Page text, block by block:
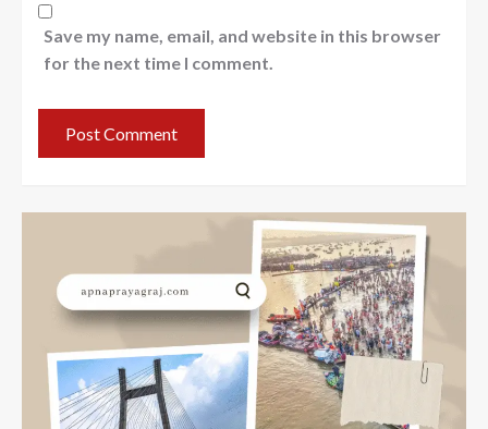
Save my name, email, and website in this browser
for the next time I comment.